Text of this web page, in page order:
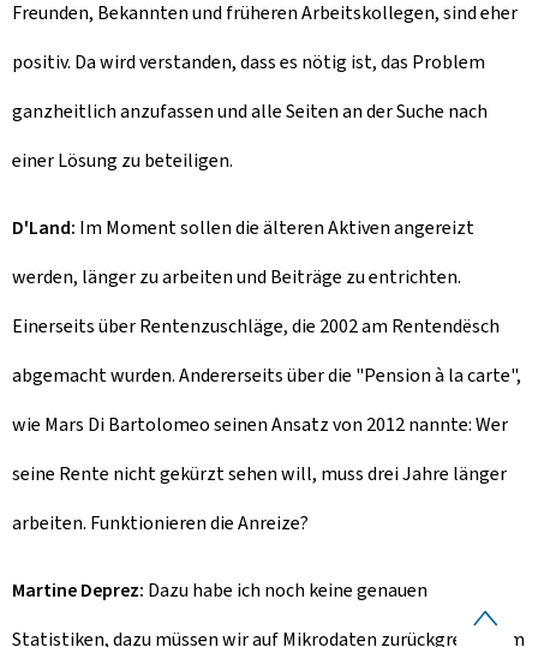
Freunden, Bekannten und früheren Arbeitskollegen, sind eher
positiv. Da wird verstanden, dass es nötig ist, das Problem
ganzheitlich anzufassen und alle Seiten an der Suche nach
einer Lösung zu beteiligen.
D'Land: Im Moment sollen die älteren Aktiven angereizt
werden, länger zu arbeiten und Beiträge zu entrichten.
Einerseits über Rentenzuschläge, die 2002 am Rentendësch
abgemacht wurden. Andererseits über die "Pension à la carte",
wie Mars Di Bartolomeo seinen Ansatz von 2012 nannte: Wer
seine Rente nicht gekürzt sehen will, muss drei Jahre länger
arbeiten. Funktionieren die Anreize?
Martine Deprez: Dazu habe ich noch keine genauen
Statistiken, dazu müssen wir auf Mikrodaten zurückgreifen. Im